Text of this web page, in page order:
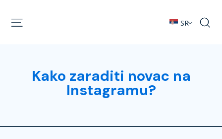
SR
Kako zaraditi novac na
Instagramu?